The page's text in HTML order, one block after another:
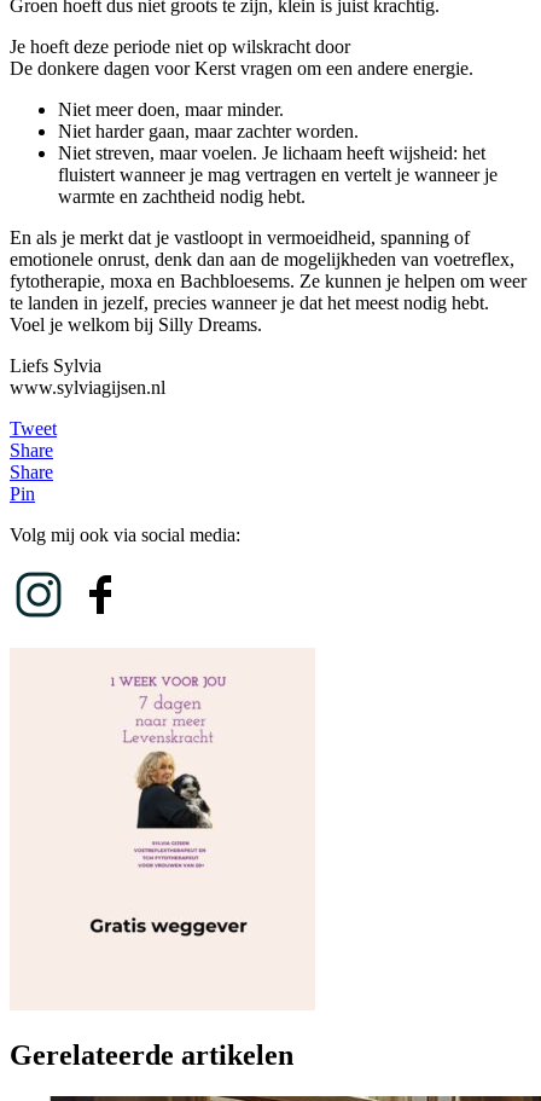
Groen hoeft dus niet groots te zijn, klein is juist krachtig.
Je hoeft deze periode niet op wilskracht door
De donkere dagen voor Kerst vragen om een andere energie.
Niet meer doen, maar minder.
Niet harder gaan, maar zachter worden.
Niet streven, maar voelen. Je lichaam heeft wijsheid: het
fluistert wanneer je mag vertragen en vertelt je wanneer je
warmte en zachtheid nodig hebt.
En als je merkt dat je vastloopt in vermoeidheid, spanning of
emotionele onrust, denk dan aan de mogelijkheden van voetreflex,
fytotherapie, moxa en Bachbloesems. Ze kunnen je helpen om weer
te landen in jezelf, precies wanneer je dat het meest nodig hebt.
Voel je welkom bij Silly Dreams.
Liefs Sylvia
www.sylviagijsen.nl
Tweet
Share
Share
Pin
Volg mij ook via social media:
Gerelateerde artikelen